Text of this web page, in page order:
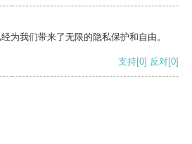
为我们带来了无限的隐私保护和自由。
支持[0] 反对[0]